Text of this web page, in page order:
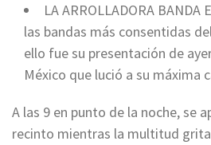
LA ARROLLADORA BANDA
las bandas más consentidas
ello fue su presentación de
México que lució a su máxima
A las 9 en punto de la noche, se
recinto mientras la multitud